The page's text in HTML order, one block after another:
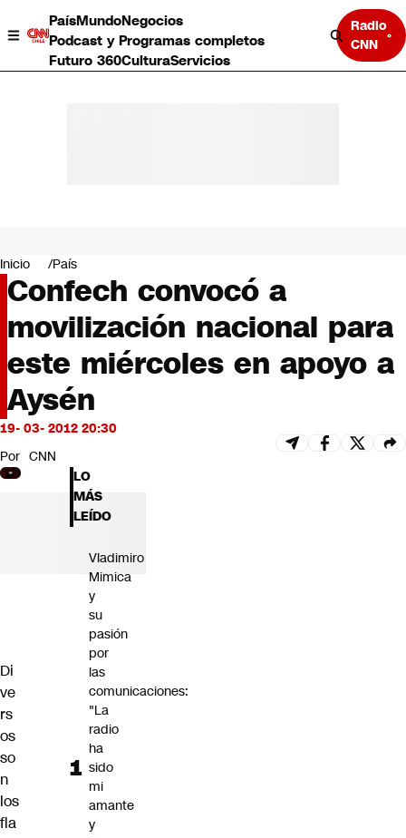
PaísMundoNegocios
Podcast y Programas completos
Futuro 360CulturaServicios
Radio
CNN
Negocios
Deportes
Programas completos
Cultura
Servicios
Bits
CNN Data
CNN tiempo
Futuro 360
Inicio País
Confech convocó a
movilización nacional para
este miércoles en apoyo a
Aysén
19- 03- 2012 20:30
Por CNN
Di
ve
rs
os
so
n
los
fla
LO
MÁS
LEÍDO
Vladimiro
Mimica
y
su
pasión
por
las
comunicaciones:
"La
radio
ha
sido
mi
amante
y